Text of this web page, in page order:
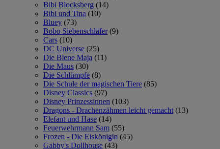
Bibi Blocksberg (14)
Bibi und Tina (10)
Bluey (73)
Bobo Siebenschläfer (9)
Cars (10)
DC Universe (25)
Die Biene Maja (11)
Die Maus (30)
Die Schlümpfe (8)
Die Schule der magischen Tiere (85)
Disney Classics (97)
Disney Prinzessinnen (103)
Dragons - Drachenzähmen leicht gemacht (13)
Elefant und Hase (14)
Feuerwehrmann Sam (55)
Frozen - Die Eiskönigin (45)
Gabby's Dollhouse (43)